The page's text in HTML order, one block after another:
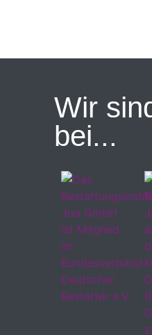
Wir
bei...